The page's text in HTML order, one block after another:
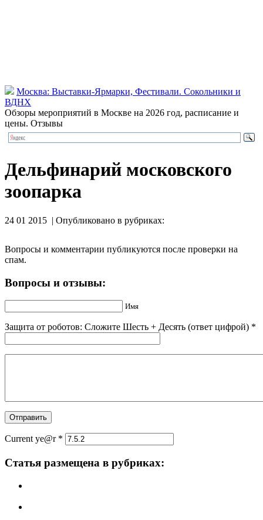
Москва: Выставки-Ярмарки, Фестивали. Сокольники и
ВДНХ
Обзоры мероприятий в Москве на 2026 год, расписание и
цены. Отзывы
Дельфинарий московского
зоопарка
24 01 2015 | Опубликовано в рубриках:
Вопросы и комментарии публикуются после проверки на
спам.
Вопросы и отзывы:
Имя
Защита от роботов: Сложите Шecть + Дecять (ответ цифрой) *
Current ye@r *
Статья размещена в рубриках: